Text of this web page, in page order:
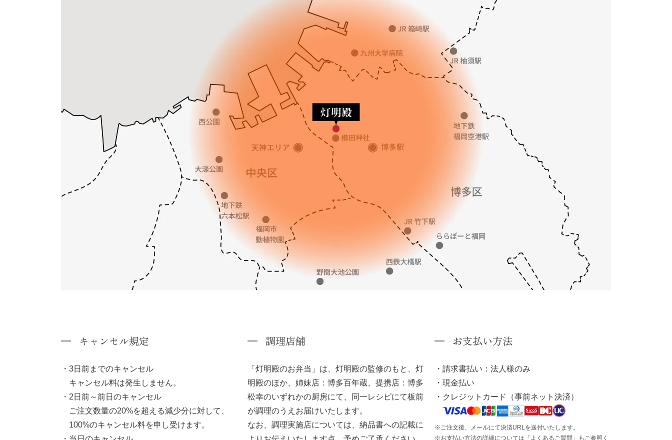
キャンセル規定
3日前までのキャンセル
キャンセル料は発生しません。
2日前～前日のキャンセル
ご注文数量の20%を超える減少分に対して、
100%のキャンセル料を申し受けます。
調理店舗
「灯明殿のお弁当」は、灯明殿の監修のもと、灯
明殿のほか、姉妹店：博多百年蔵、提携店：博多
松幸のいずれかの厨房にて、同一レシピにて板前
が調理のうえお届けいたします。
なお、調理実施店については、納品書への記載に
お支払い方法
請求書払い：法人様のみ
現金払い
クレジットカード（事前ネット決済）
ご注文後、メールにて決済URLを送付いたします。
お支払い方法の詳細については「 よくあるご質問 」もご参照く